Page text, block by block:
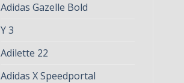
Adidas Gazelle Bold
Y 3
Adilette 22
Adidas X Speedportal